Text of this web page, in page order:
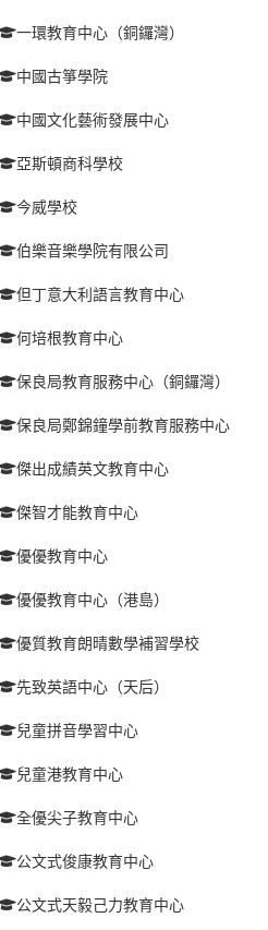
一環教育中心（銅鑼灣）
中國古箏學院
中國文化藝術發展中心
亞斯頓商科學校
今威學校
伯樂音樂學院有限公司
但丁意大利語言教育中心
何培根教育中心
保良局教育服務中心（銅鑼灣）
保良局鄭錦鐘學前教育服務中心
傑出成績英文教育中心
傑智才能教育中心
優優教育中心
優優教育中心（港島）
優質教育朗晴數學補習學校
先致英語中心（天后）
兒童拼音學習中心
兒童港教育中心
全優尖子教育中心
公文式俊康教育中心
公文式天毅己力教育中心